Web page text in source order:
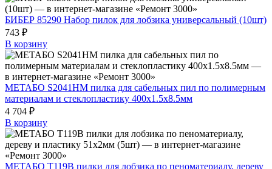
БИБЕР 85290 Набор пилок для лобзика универсальный (10шт)
743 ₽
В корзину
МЕТАБО S2041HM пилка для сабельных пил по полимерным
материалам и стеклопластику 400x1.5х8.5мм
4 704 ₽
В корзину
МЕТАБО T119B пилки для лобзика по пеноматериалу, дереву